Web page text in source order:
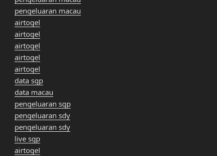
pengeluaran macau
airtogel
airtogel
airtogel
airtogel
airtogel
data sgp
data macau
pengeluaran sgp
pengeluaran sdy
pengeluaran sdy
live sgp
airtogel